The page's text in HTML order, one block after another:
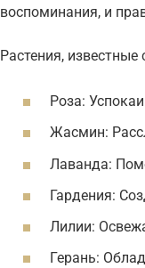
воспоминания, и
Растения,
Роза:
Жасмин:
Лаванда:
Гардения:
Лилии:
Герань: